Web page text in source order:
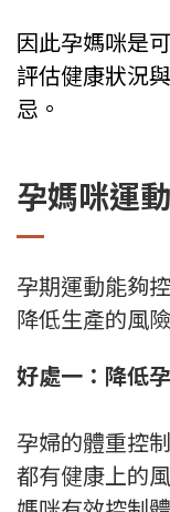
因此孕媽咪是
評估健康狀況
忌 。
孕媽咪運
孕期運動能夠
降低生產的風
好處一：降低
孕婦的體重控
都有健康上的